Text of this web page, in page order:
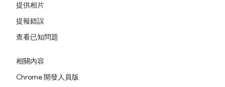
提供相片
提報錯誤
查看已知問題
相關內容
Chrome 開發人員版